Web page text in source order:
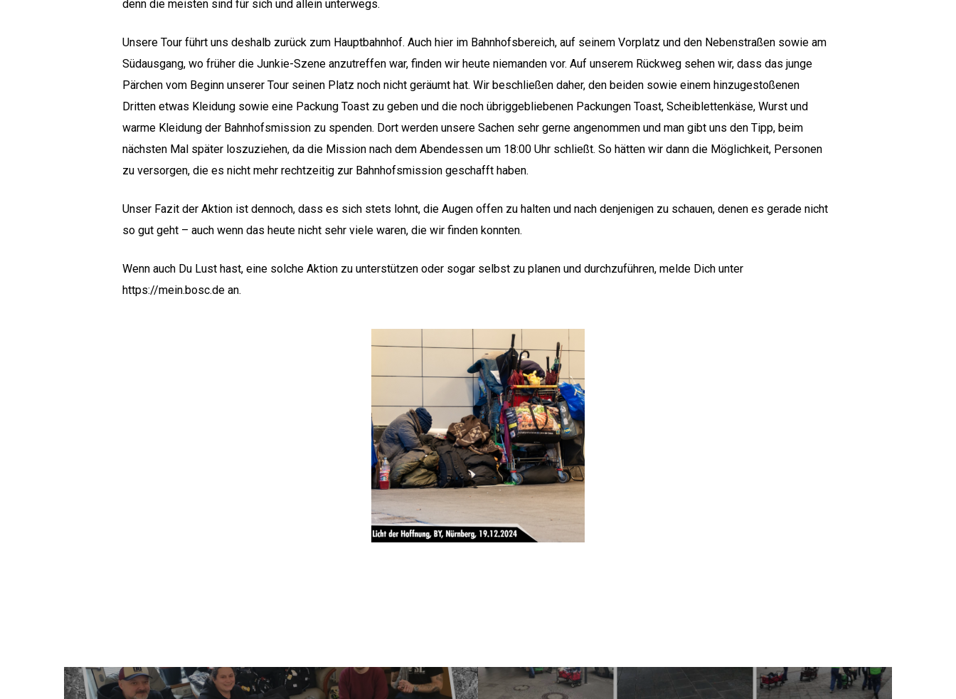
denn die meisten sind für sich und allein unterwegs.
Unsere Tour führt uns deshalb zurück zum Hauptbahnhof. Auch hier im Bahnhofsbereich, auf seinem Vorplatz und den Nebenstraßen sowie am
Südausgang, wo früher die Junkie-Szene anzutreffen war, finden wir heute niemanden vor. Auf unserem Rückweg sehen wir, dass das junge
Pärchen vom Beginn unserer Tour seinen Platz noch nicht geräumt hat. Wir beschließen daher, den beiden sowie einem hinzugestoßenen
Dritten etwas Kleidung sowie eine Packung Toast zu geben und die noch übriggebliebenen Packungen Toast, Scheiblettenkäse, Wurst und
warme Kleidung der Bahnhofsmission zu spenden. Dort werden unsere Sachen sehr gerne angenommen und man gibt uns den Tipp, beim
nächsten Mal später loszuziehen, da die Mission nach dem Abendessen um 18:00 Uhr schließt. So hätten wir dann die Möglichkeit, Personen
zu versorgen, die es nicht mehr rechtzeitig zur Bahnhofsmission geschafft haben.
Unser Fazit der Aktion ist dennoch, dass es sich stets lohnt, die Augen offen zu halten und nach denjenigen zu schauen, denen es gerade nicht
so gut geht – auch wenn das heute nicht sehr viele waren, die wir finden konnten.
Wenn auch Du Lust hast, eine solche Aktion zu unterstützen oder sogar selbst zu planen und durchzuführen, melde Dich unter
https://mein.bosc.de an.